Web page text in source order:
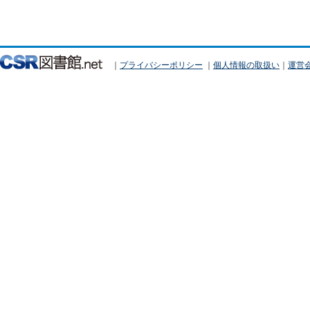
｜ プライバシーポリシー ｜ 個人情報の取扱い ｜ 運営